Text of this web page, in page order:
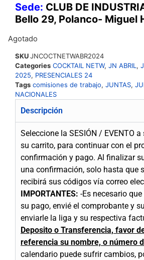
Sede: CLUB DE
Bello 29, Polanco- Miguel
Agotado
SKUJNCOCTNETWABR2024
Categories COCKTAIL NETW, JN ABRIL ,
2025, PRESENCIALES 24
Tags comisiones de trabajo, JUNTAS,
NACIONALES
Descripción
Seleccione la SESIÓN / EVENTO
su carrito, para continuar con el
confirmación y pago. Al finalizar
una confirmación, solo hasta que
recibirá sus códigos vía correo
IMPORTANTES: -Es necesario
su pago, envié el comprobante y su
enviarle la liga y su respectiva
Deposito o Transferencia, favor
referencia su nombre, o número
calendario puede sufrir cambios,